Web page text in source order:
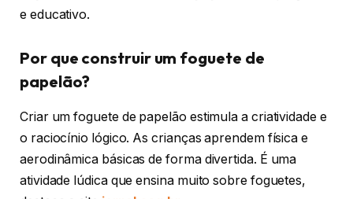
e educativo.
Por que construir um foguete de
papelão?
Criar um foguete de papelão estimula a criatividade e
o raciocínio lógico. As crianças aprendem física e
aerodinâmica básicas de forma divertida. É uma
atividade lúdica que ensina muito sobre foguetes,